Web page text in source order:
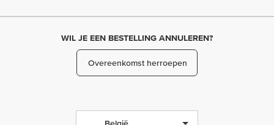
WIL JE EEN BESTELLING ANNULEREN?
Overeenkomst herroepen
België